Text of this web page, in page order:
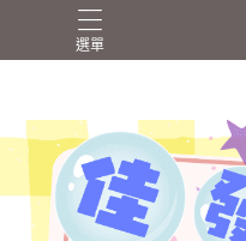
選單
NERF射擊玩具 家家酒
益智挑戰
盲盒